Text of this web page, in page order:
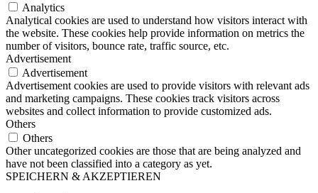
Analytics
Analytical cookies are used to understand how visitors interact with
the website. These cookies help provide information on metrics the
number of visitors, bounce rate, traffic source, etc.
Advertisement
Advertisement
Advertisement cookies are used to provide visitors with relevant ads
and marketing campaigns. These cookies track visitors across
websites and collect information to provide customized ads.
Others
Others
Other uncategorized cookies are those that are being analyzed and
have not been classified into a category as yet.
SPEICHERN & AKZEPTIEREN